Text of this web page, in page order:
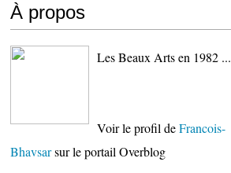
À propos
Les Beaux Arts en 1982 ...
Voir le profil deFrancois-
Bhavsarsur le portail Overblog